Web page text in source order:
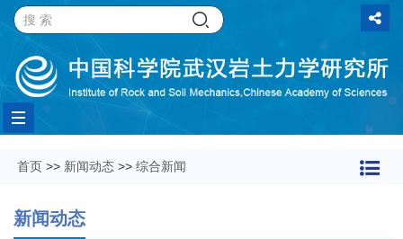
Toggle
navigation
首页 >> 新闻动态 >> 综合新闻
新闻动态